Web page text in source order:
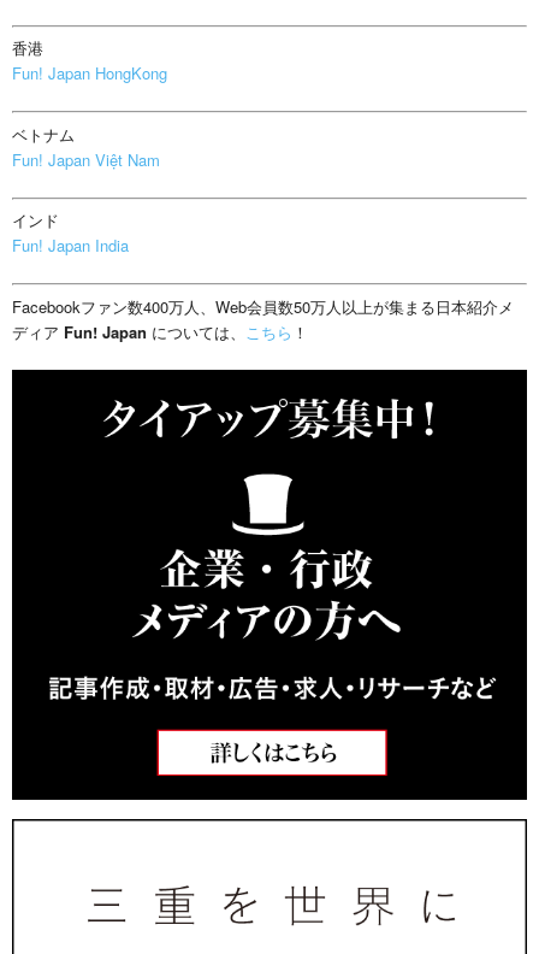
香港
Fun! Japan HongKong
ベトナム
Fun! Japan Việt Nam
インド
Fun! Japan India
Facebookファン数400万人、Web会員数50万人以上が集まる日本紹介メ
ディア Fun! Japan については、 こちら ！